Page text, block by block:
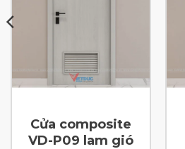
Cửa composite
VD-P09 lam gió